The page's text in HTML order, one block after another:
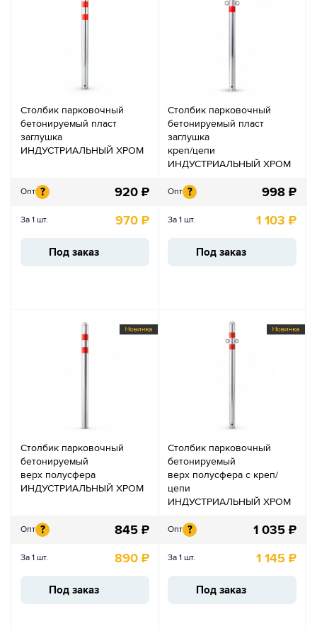
Столбик парковочный
бетонируемый пласт
заглушка
ИНДУСТРИАЛЬНЫЙ ХРОМ
Опт ? 920 ₽
За 1 шт. 970 ₽
Под заказ
Столбик парковочный
бетонируемый пласт
заглушка
креп/цепи
ИНДУСТРИАЛЬНЫЙ ХРОМ
Опт ? 998 ₽
За 1 шт. 1 103 ₽
Под заказ
Столбик парковочный
бетонируемый
верх полусфера
ИНДУСТРИАЛЬНЫЙ ХРОМ
Опт ? 845 ₽
За 1 шт. 890 ₽
Под заказ
Столбик парковочный
бетонируемый
верх полусфера с креп/
цепи
ИНДУСТРИАЛЬНЫЙ ХРОМ
Опт ? 1 035 ₽
За 1 шт. 1 145 ₽
Под заказ